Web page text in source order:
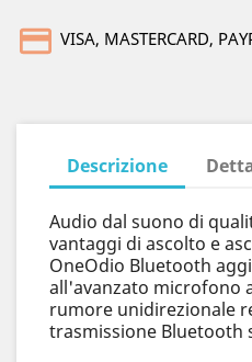
VISA, MASTERCARD,
Descrizione
Audio dal suono di
vantaggi di ascolto e
OneOdio Bluetooth
all'avanzato microfono
rumore unidirezionale
trasmissione Bluetooth